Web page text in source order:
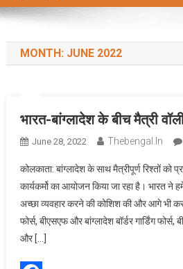
MONTH: JUNE 2022
भारत-बांग्लादेश के बीच मैत्री
June 28, 2022 Thebengal.in
कोलकाता: बांग्लादेश के साथ मैत्रीपूर्ण रिश्तों को
कार्यकर्मो का आयोजन किया जा रहा है। भारत ने
अच्छा व्यवहार करने की कोशिश की और आगे भी
फोर्स, बीएसएफ और बांग्लादेश बॉर्डर गार्डिंग फोर्स,
और […]